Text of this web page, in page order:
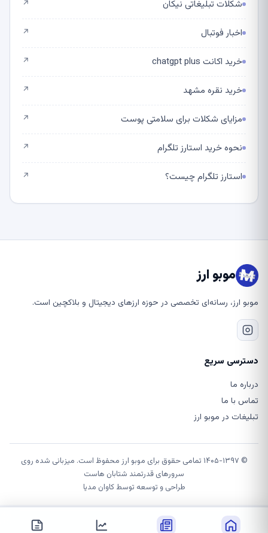
شکلات تبلیغاتی نیکان ↗
اخبار فوتبال ↗
خرید اکانت chatgpt plus ↗
خرید نقره مشهد ↗
مزایای شکلات برای سلامتی پوست ↗
نحوه خرید استارز تلگرام ↗
استارز تلگرام چیست؟ ↗
موبو ارز
موبو ارز، رسانه‌ای تخصصی در حوزه ارزهای دیجیتال و بلاکچین است.
دسترسی سریع
درباره ما
تماس با ما
تبلیغات در موبو ارز
© ۱۴۰۵-۱۳۹۷ تمامی حقوق برای موبو ارز محفوظ است. میزبانی شده روی
سرورهای قدرتمند شتابان هاست
طراحی و توسعه توسطکاوان مدیا